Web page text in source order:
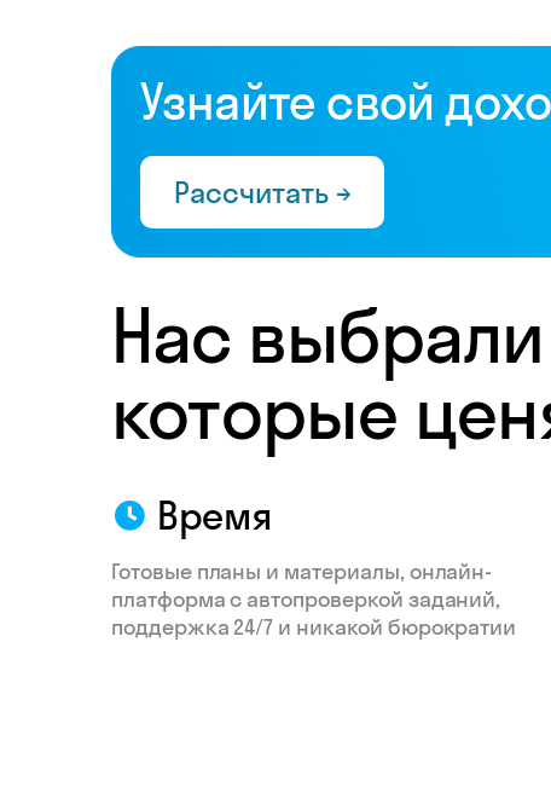
Узнайте свой
Рассчитать →
Нас
которые
Время
Готовые планы и материалы, онлайн-
платформа с автопроверкой заданий,
поддержка 24/7 и никакой бюрократии